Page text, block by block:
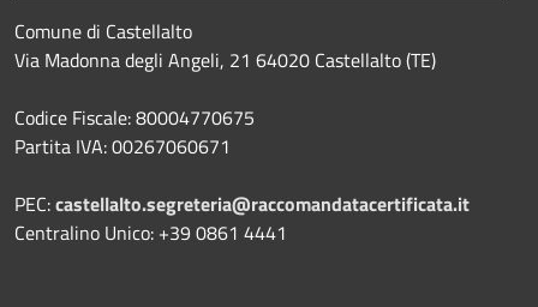
Comune di Castellalto
Via Madonna degli Angeli, 21 64020 Castellalto (TE)
Codice Fiscale: 80004770675
Partita IVA: 00267060671
PEC:castellalto.segreteria@raccomandatacertificata.it
Centralino Unico: +39 0861 4441